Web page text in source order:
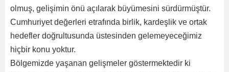
olmuş, gelişimin önü açılarak büyümesini sürdürmüştür.
Cumhuriyet değerleri etrafında birlik, kardeşlik ve ortak
hedefler doğrultusunda üstesinden gelemeyeceğimiz
hiçbir konu yoktur.
Bölgemizde yaşanan gelişmeler göstermektedir ki